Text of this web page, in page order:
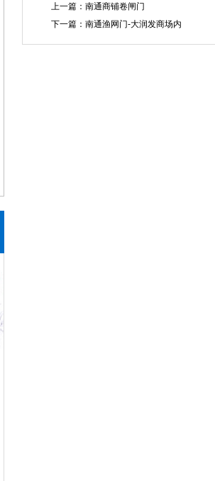
上一篇： 南通商铺卷闸门
下一篇： 南通渔网门-大润发商场内